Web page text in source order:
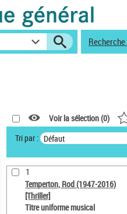
Voir la sélection (0)
Tri par : Défaut
1
Temperton, Rod (1947-2016)
[Thriller]
Titre uniforme musical